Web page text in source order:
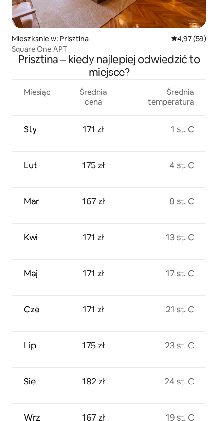
Mieszkanie w: Prisztina Średnia
4,97 (59)
Square One APT
Prisztina – kiedy najlepiej odwiedzić to
miejsce?
Miesiąc
Sty
Lut
Mar
Kwi
Maj
Cze
Lip
Sie
Wrz
Średnia
cena
171 zł
175 zł
167 zł
171 zł
171 zł
171 zł
175 zł
182 zł
167 zł
Średnia
temperatura
1 st. C
4 st. C
8 st. C
13 st. C
17 st. C
21 st. C
23 st. C
24 st. C
19 st. C